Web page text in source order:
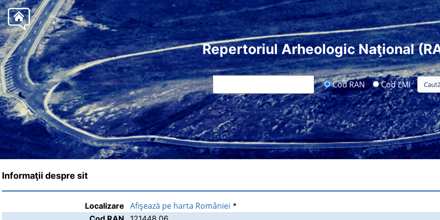
Repertoriul Arheologic Naţional
Cod RAN Cod LMI
Informaţii despre sit
Localizare Afişează pe harta României *